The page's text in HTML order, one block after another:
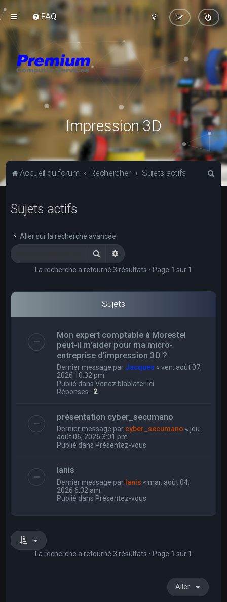
FAQ
Impression 3D
Accueil du forum Rechercher Sujets actifs
Sujets actifs
Aller sur la recherche avancée
RechercherRecherche avancée
La recherche a retourné 3 résultats • Page 1 sur 1
Sujets
Mon expert comptable à Morestel
peut-il m'aider pour ma micro-
entreprise d'impression 3D ?
Dernier message par Jacques «ven. août 07,
2026 10:32 pm
Publié dansVenez blablater ici
Réponses : 2
présentation cyber_secumano
Dernier message par cyber_secumano « jeu.
août 06, 2026 3:01 pm
Publié dans Présentez-vous
Ianis
Dernier message par Ianis « mar. août 04,
2026 6:32 am
Publié dans Présentez-vous
La recherche a retourné 3 résultats • Page 1 sur 1
Aller